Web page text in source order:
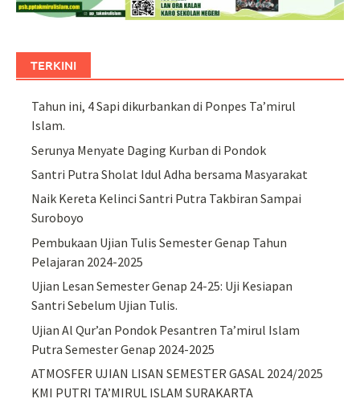
TERKINI
Tahun ini, 4 Sapi dikurbankan di Ponpes Ta’mirul
Islam.
Serunya Menyate Daging Kurban di Pondok
Santri Putra Sholat Idul Adha bersama Masyarakat
Naik Kereta Kelinci Santri Putra Takbiran Sampai
Suroboyo
Pembukaan Ujian Tulis Semester Genap Tahun
Pelajaran 2024-2025
Ujian Lesan Semester Genap 24-25: Uji Kesiapan
Santri Sebelum Ujian Tulis.
Ujian Al Qur’an Pondok Pesantren Ta’mirul Islam
Putra Semester Genap 2024-2025
ATMOSFER UJIAN LISAN SEMESTER GASAL 2024/2025
KMI PUTRI TA’MIRUL ISLAM SURAKARTA